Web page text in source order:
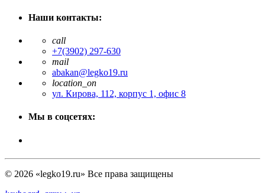
Наши контакты:
call
+7(3902) 297-630
mail
abakan@legko19.ru
location_on
ул. Кирова, 112, корпус 1, офис 8
Мы в соцсетях:
© 2026 «legko19.ru» Все права защищены